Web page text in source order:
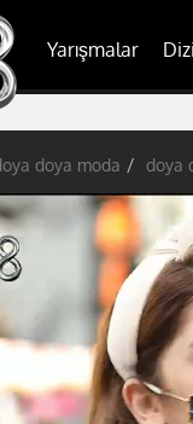
Yarışmalar
doya moda doya